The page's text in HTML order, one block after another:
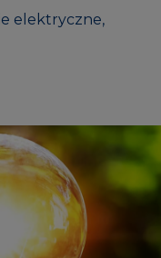
elektryczne,